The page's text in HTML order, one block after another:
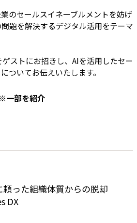
のセールスイネーブルメントを妨げ
題を解決するデジタル活用をテーマ
ストにお招きし、AIを活用したセー
ついてお伝えいたします。
※一部を紹介
頼った組織体質からの脱却
DX